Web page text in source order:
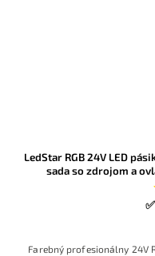
LedStar RGB 24V LED
sada so zdrojom a
Farebný profesionálny 24V